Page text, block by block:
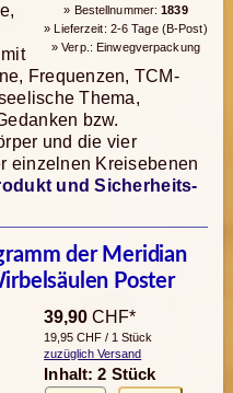
» Bestellnummer:1839
» Lieferzeit: 2-6 Tage (B-Post)
» Verp.: Einwegverpackung
Frequenzen, TCM-
Thema,
bzw.
und die vier
einzelnen Kreisebenen
und Sicherheits-
der Meridian
Poster
39,90 CHF*
19,95 CHF / 1 Stück
zuzüglich Versand
Inhalt: 2 Stück